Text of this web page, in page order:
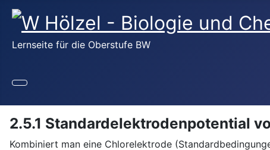
Lernseite für die Oberstufe BW
2.5.1 Standardelektrodenpotential
Kombiniert man eine Chlorelektrode